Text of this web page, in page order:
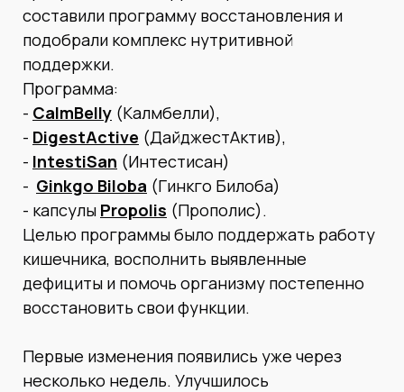
составили программу восстановления и
подобрали комплекс нутритивной
поддержки.
Программа:
- CalmBelly (Калмбелли),
- DigestActive (ДайджестАктив),
- IntestiSan (Интестисан)
- Ginkgo Biloba (Гинкго Билоба)
- капсулы Propolis (Прополис).
Целью программы было поддержать работу
кишечника, восполнить выявленные
дефициты и помочь организму постепенно
восстановить свои функции.
Первые изменения появились уже через
несколько недель. Улучшилось